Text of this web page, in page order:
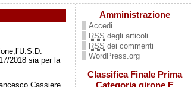
2018 sia per la
Cassiere
Amministrazione
Accedi
RSS degli articoli
RSS dei commenti
WordPress.org
Classifica Finale Prima
Categoria girone E